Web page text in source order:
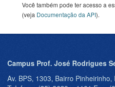
Você também pode ter acesso a
(veja Documentação da API).
Campus Prof. José Rodrigues
Av. BPS, 1303, Bairro Pinheirinho,